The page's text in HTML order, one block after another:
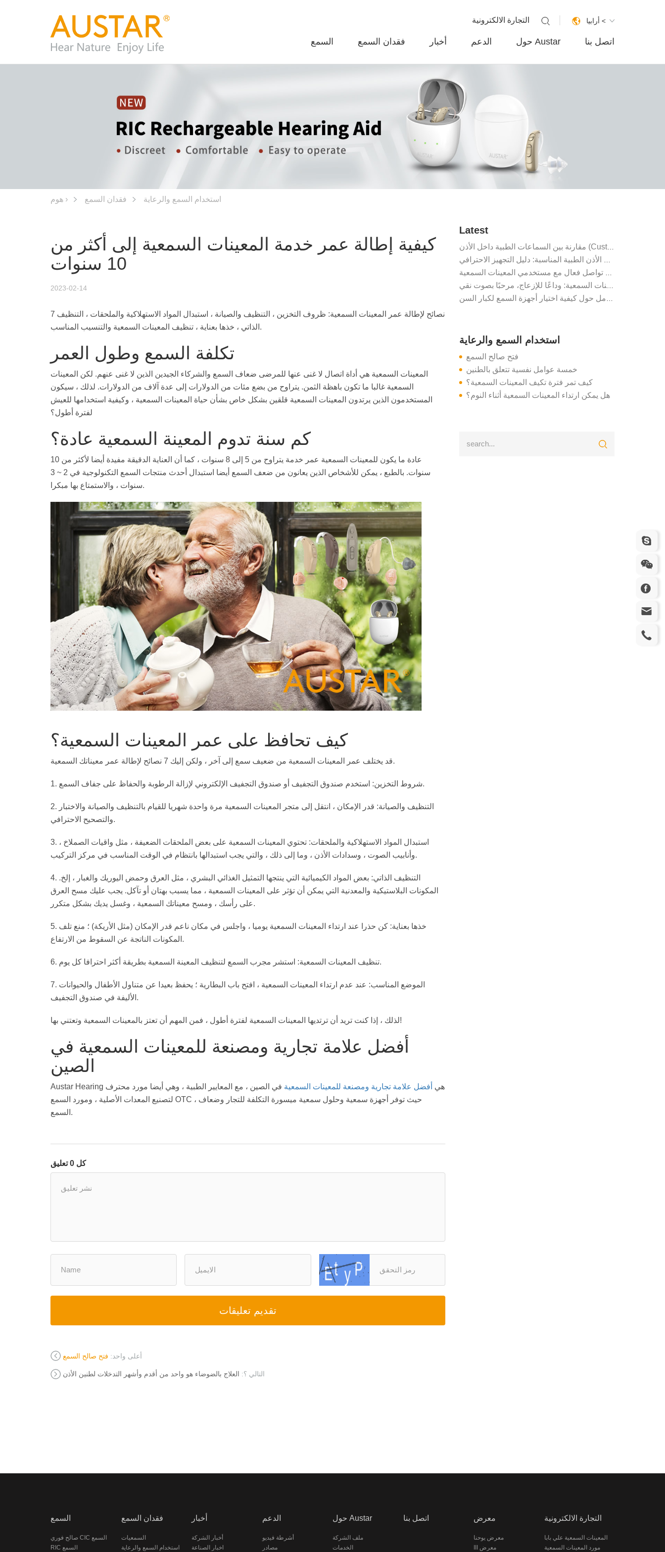
التجارة الالكترونية أرابيا <
السمع فقدان السمع أخبار الدعم حول Austar اتصل بنا
هوم › فقدان السمع استخدام السمع والرعاية
كيفية إطالة عمر خدمة المعينات السمعية إلى أكثر من
10 سنوات
2023-02-14
7 نصائح لإطالة عمر المعينات السمعية: ظروف التخزين ، التنظيف والصيانة ، استبدال المواد الاستهلاكية والملحقات ، التنظيف
الذاتي ، خذها بعناية ، تنظيف المعينات السمعية والتنسيب المناسب.
تكلفة السمع وطول العمر
المعينات السمعية هي أداة اتصال لا غنى عنها للمرضى ضعاف السمع والشركاء الجيدين الذين لا غنى عنهم. لكن المعينات
السمعية غالبا ما تكون باهظة الثمن. يتراوح من بضع مئات من الدولارات إلى عدة آلاف من الدولارات. لذلك ، سيكون
المستخدمون الذين يرتدون المعينات السمعية قلقين بشكل خاص بشأن حياة المعينات السمعية ، وكيفية استخدامها للعيش
لفترة أطول؟
كم سنة تدوم المعينة السمعية عادة؟
عادة ما يكون للمعينات السمعية عمر خدمة يتراوح من 5 إلى 8 سنوات ، كما أن العناية الدقيقة مفيدة أيضا لأكثر من 10
سنوات. بالطبع ، يمكن للأشخاص الذين يعانون من ضعف السمع أيضا استبدال أحدث منتجات السمع التكنولوجية في 2 ~ 3
سنوات ، والاستمتاع بها مبكرا.
كيف تحافظ على عمر المعينات السمعية؟
قد يختلف عمر المعينات السمعية من ضعيف سمع إلى آخر ، ولكن إليك 7 نصائح لإطالة عمر معيناتك السمعية.
1. شروط التخزين: استخدم صندوق التجفيف أو صندوق التجفيف الإلكتروني لإزالة الرطوبة والحفاظ على جفاف السمع.
2. التنظيف والصيانة: قدر الإمكان ، انتقل إلى متجر المعينات السمعية مرة واحدة شهريا للقيام بالتنظيف والصيانة والاختبار
والتصحيح الاحترافي.
3. استبدال المواد الاستهلاكية والملحقات: تحتوي المعينات السمعية على بعض الملحقات الضعيفة ، مثل واقيات الصملاخ ،
وأنابيب الصوت ، وسدادات الأذن ، وما إلى ذلك ، والتي يجب استبدالها بانتظام في الوقت المناسب في مركز التركيب.
4. التنظيف الذاتي: بعض المواد الكيميائية التي ينتجها التمثيل الغذائي البشري ، مثل العرق وحمض اليوريك والغبار ، إلخ.
المكونات البلاستيكية والمعدنية التي يمكن أن تؤثر على المعينات السمعية ، مما يسبب بهتان أو تآكل. يجب عليك مسح العرق
على رأسك ، ومسح معيناتك السمعية ، وغسل يديك بشكل متكرر.
5. خذها بعناية: كن حذرا عند ارتداء المعينات السمعية يوميا ، واجلس في مكان ناعم قدر الإمكان (مثل الأريكة) ؛ منع تلف
المكونات الناتجة عن السقوط من الارتفاع.
6. تنظيف المعينات السمعية: استشر مجرب السمع لتنظيف المعينة السمعية بطريقة أكثر احترافا كل يوم.
7. الموضع المناسب: عند عدم ارتداء المعينات السمعية ، افتح باب البطارية ؛ يحفظ بعيدا عن متناول الأطفال والحيوانات
الأليفة في صندوق التجفيف.
لذلك ، إذا كنت تريد أن ترتديها المعينات السمعية لفترة أطول ، فمن المهم أن تعتز بالمعينات السمعية وتعتني بها!
أفضل علامة تجارية ومصنعة للمعينات السمعية في
الصين
Austar Hearing هي أفضل علامة تجارية ومصنعة للمعينات السمعية في الصين ، مع المعايير الطبية ، وهي أيضا مورد محترف
لتصنيع المعدات الأصلية ، ومورد السمع OTC ، حيث توفر أجهزة سمعية وحلول سمعية ميسورة التكلفة للتجار وضعاف
السمع.
كل 0 تعليق
تقديم تعليقات
أعلى واحد: فتح صالح السمع
التالي ؟: العلاج بالضوضاء هو واحد من أقدم وأشهر التدخلات لطنين الأذن
Latest
مقارنة بين السماعات الطبية داخل الأذن (Custom) وخلف الأذن (BTE): أيهما أفضل لك؟
كيفية اختيار سماعة الأذن الطبية المناسبة: دليل التجهيز الاحترافي
للعائلات: 4 قواعد أساسية لضمان تواصل فعال مع مستخدمي المعينات السمعية
فترة التعود على استخدام المعينات السمعية: وداعًا للإزعاج، مرحبًا بصوت نقي
الدليل الشامل حول كيفية اختيار أجهزة السمع لكبار السن
استخدام السمع والرعاية
فتح صالح السمع
خمسة عوامل نفسية تتعلق بالطنين
كيف تمر فترة تكيف المعينات السمعية؟
هل يمكن ارتداء المعينات السمعية أثناء النوم؟
السمع
صالح فوري CIC السمع
RIC السمع
فقدان السمع
السمعيات
استخدام السمع والرعاية
أخبار
أخبار الشركة
اخبار الصناعة
الدعم
أشرطة فيديو
مصادر
حول Austar
ملف الشركة
الخدمات
اتصل بنا معرض
معرض يوحنا
معرض ااا
التجارة الالكترونية
المعينات السمعية علي بابا
مورد المعينات السمعية